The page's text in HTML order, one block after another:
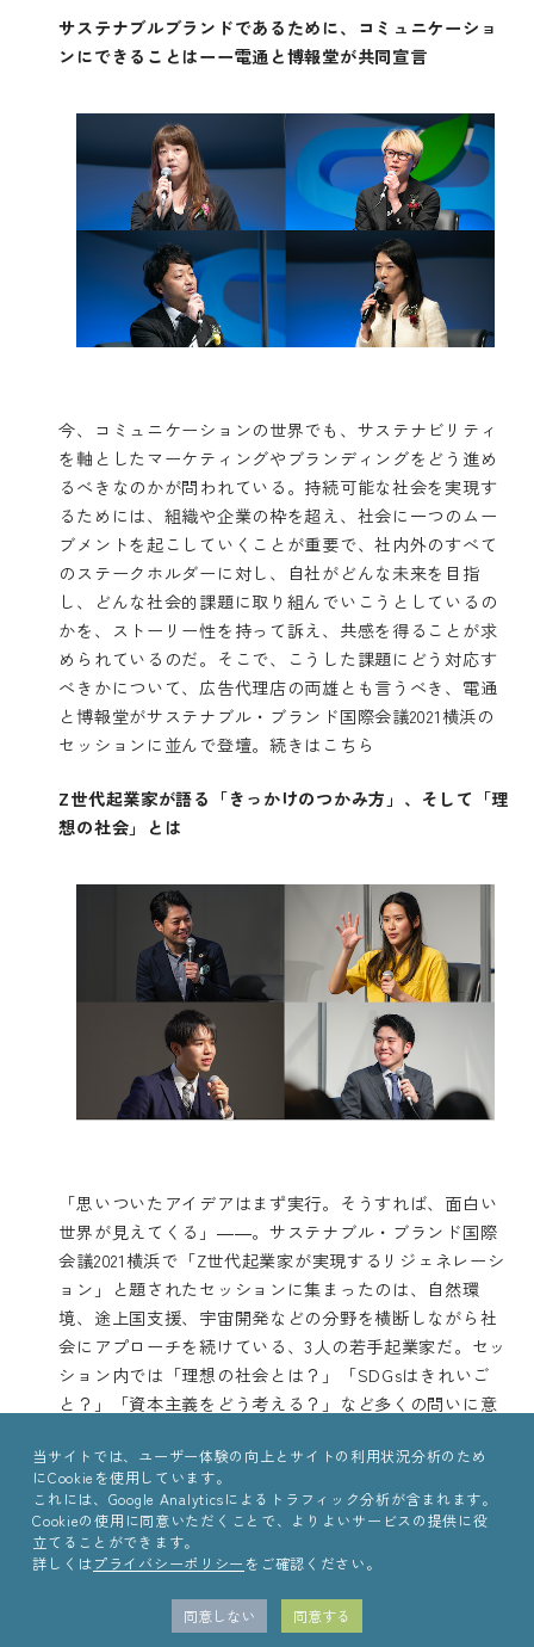
サステナブルブランドであるために、コミュニケーショ
ンにできることはーー電通と博報堂が共同宣言
今、コミュニケーションの世界でも、サステナビリティ
を軸としたマーケティングやブランディングをどう進め
るべきなのかが問われている。持続可能な社会を実現す
るためには、組織や企業の枠を超え、社会に一つのムー
ブメントを起こしていくことが重要で、社内外のすべて
のステークホルダーに対し、自社がどんな未来を目指
し、どんな社会的課題に取り組んでいこうとしているの
かを、ストーリー性を持って訴え、共感を得ることが求
められているのだ。そこで、こうした課題にどう対応す
べきかについて、広告代理店の両雄とも言うべき、電通
と博報堂がサステナブル・ブランド国際会議2021横浜の
セッションに並んで登壇。続きはこちら
Z世代起業家が語る「きっかけのつかみ方」、そして「理
想の社会」とは
「思いついたアイデアはまず実行。そうすれば、面白い
世界が見えてくる」――。サステナブル・ブランド国際
会議2021横浜で「Z世代起業家が実現するリジェネレーシ
ョン」と題されたセッションに集まったのは、自然環
境、途上国支援、宇宙開発などの分野を横断しながら社
会にアプローチを続けている、3人の若手起業家だ。セッ
ション内では「理想の社会とは？」「SDGsはきれいご
と？」「資本主義をどう考える？」など多くの問いに意
いるという共通点も見えてきた。 続きはこちら
ESG投資から見るインパクトファイナンス 加速する流
れに日本はどう追いつけるか
当サイトでは、ユーザー体験の向上とサイトの利用状況分析のため
にCookieを使用しています。
これには、Google Analyticsによるトラフィック分析が含まれます。
Cookieの使用に同意いただくことで、よりよいサービスの提供に役
立てることができます。
詳しくはプライバシーポリシー をご確認ください。
同意しない 同意する